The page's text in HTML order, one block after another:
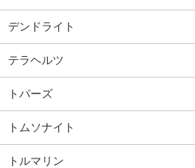
デンドライト
テラヘルツ
トパーズ
トムソナイト
トルマリン